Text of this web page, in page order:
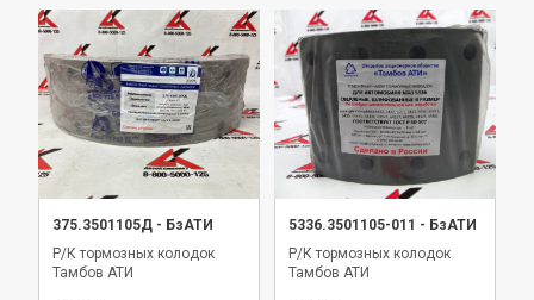
375.3501105Д - БзАТИ
Р/К тормозных колодок
Тамбов АТИ
5336.3501105-011 - БзАТИ
Р/К тормозных колодок
Тамбов АТИ